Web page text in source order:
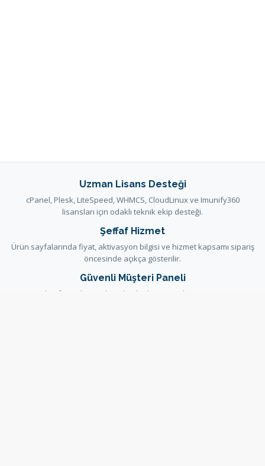
Uzman Lisans Desteği
cPanel, Plesk, LiteSpeed, WHMCS, CloudLinux ve Imunify360
lisansları için odaklı teknik ekip desteği.
Şeffaf Hizmet
Ürün sayfalarında fiyat, aktivasyon bilgisi ve hizmet kapsamı sipariş
öncesinde açıkça gösterilir.
Güvenli Müşteri Paneli
Siparişler, faturalar ve destek talepleri güvenli WHMCS müşteri